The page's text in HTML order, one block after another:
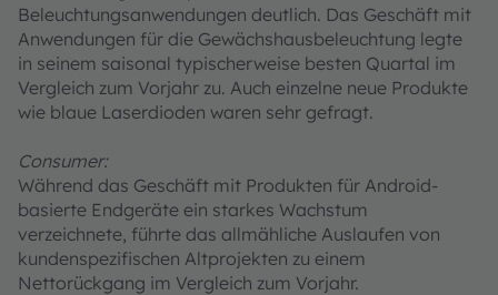
Beleuchtungsanwendungen deutlich. Das Geschäft mit
Anwendungen für die Gewächshausbeleuchtung legte
in seinem saisonal typischerweise besten Quartal im
Vergleich zum Vorjahr zu. Auch einzelne neue Produkte
wie blaue Laserdioden waren sehr gefragt.
Consumer:
Während das Geschäft mit Produkten für Android-
basierte Endgeräte ein starkes Wachstum
verzeichnete, führte das allmähliche Auslaufen von
kundenspezifischen Altprojekten zu einem
Nettorückgang im Vergleich zum Vorjahr.